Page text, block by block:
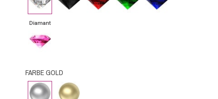
Diamant
Diamant
Saphir
Rosa
Saphir
FARBE GOLD
Weissgold Gelbgold